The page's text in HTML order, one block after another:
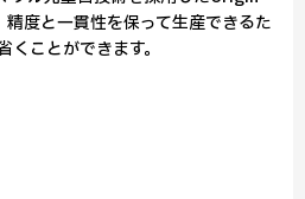
精度と一貫性を保って生産できるた
ことができます。